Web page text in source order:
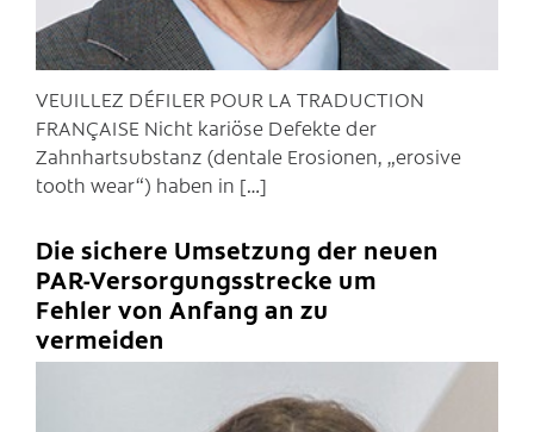
VEUILLEZ DÉFILER POUR LA TRADUCTION
FRANÇAISE Nicht kariöse Defekte der
Zahnhartsubstanz (dentale Erosionen, „erosive
tooth wear“) haben in […]
Die sichere Umsetzung der neuen
PAR-Versorgungsstrecke um
Fehler von Anfang an zu
vermeiden